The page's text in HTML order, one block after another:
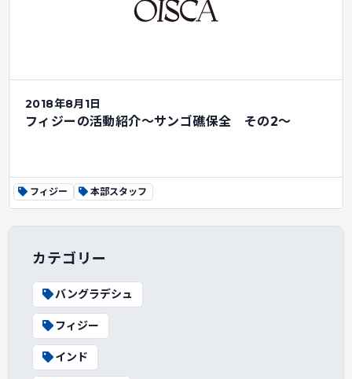
2018年8月1日
フィジーの活動紹介～サンゴ礁保全 その2～
フィジー 本部スタッフ
カテゴリー
バングラデシュ
フィジー
インド